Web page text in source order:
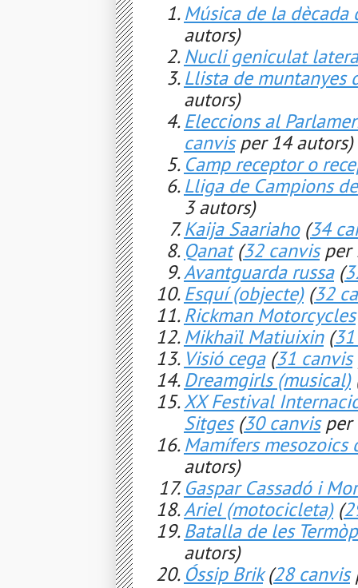
Música de la dècada
autors)
Nucli geniculat
Llista de muntanyes
autors)
Eleccions al
canvisper 14 autors)
Camp receptor o
Lliga de Campions
3 autors)
Kaija Saariaho (34
Qanat (32 canvisper
Avantguarda russa (
Esquí (objecte) (32
Rickman Motorcycles
Mikhaïl Matiuixin (
Visió cega (31 canvis
Dreamgirls (musical)
XX Festival
Sitges (30 canvisper
Mamífers mesozoics
autors)
Gaspar Cassadó i
Ariel (motocicleta) (
Batalla de les
autors)
Óssip Brik (28 canvis